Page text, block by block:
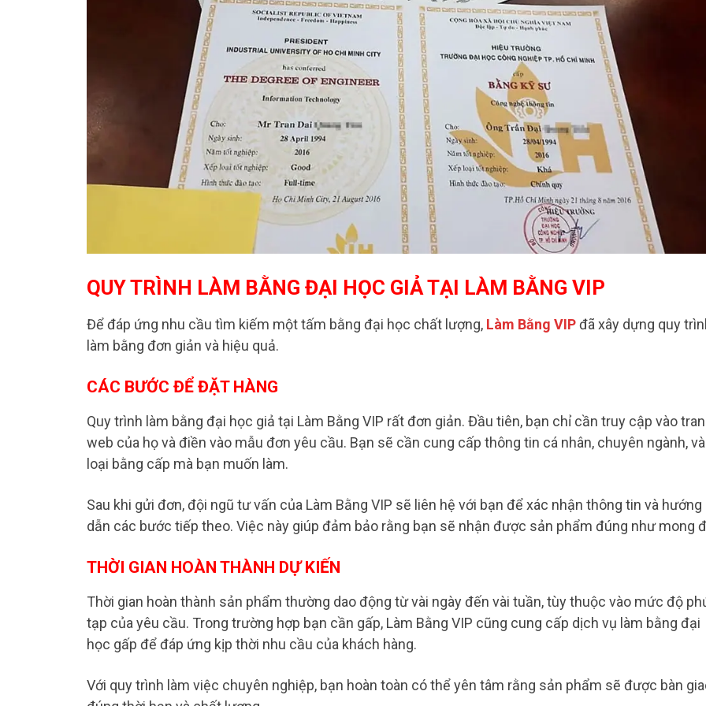
QUY TRÌNH LÀM BẰNG ĐẠI HỌC GIẢ TẠI LÀM BẰNG VIP
Để đáp ứng nhu cầu tìm kiếm một tấm bằng đại học chất lượng, Làm Bằng VIPđã xây dựng quy
làm bằng đơn giản và hiệu quả.
CÁC BƯỚC ĐỂ ĐẶT HÀNG
Quy trình làm bằng đại học giả tại Làm Bằng VIP rất đơn giản. Đầu tiên, bạn chỉ cần truy cập vào
web của họ và điền vào mẫu đơn yêu cầu. Bạn sẽ cần cung cấp thông tin cá nhân, chuyên ngành, và
loại bằng cấp mà bạn muốn làm.
Sau khi gửi đơn, đội ngũ tư vấn của Làm Bằng VIP sẽ liên hệ với bạn để xác nhận thông tin và hướng
dẫn các bước tiếp theo. Việc này giúp đảm bảo rằng bạn sẽ nhận được sản phẩm đúng như mong
THỜI GIAN HOÀN THÀNH DỰ KIẾN
Thời gian hoàn thành sản phẩm thường dao động từ vài ngày đến vài tuần, tùy thuộc vào mức độ
tạp của yêu cầu. Trong trường hợp bạn cần gấp, Làm Bằng VIP cũng cung cấp dịch vụ làm bằng đại
học gấp để đáp ứng kịp thời nhu cầu của khách hàng.
Với quy trình làm việc chuyên nghiệp, bạn hoàn toàn có thể yên tâm rằng sản phẩm sẽ được bàn